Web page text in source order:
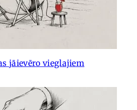
jāievēro vieglajiem